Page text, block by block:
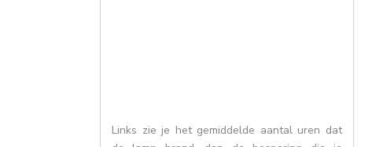
Links zie je het gemiddelde aantal uren dat